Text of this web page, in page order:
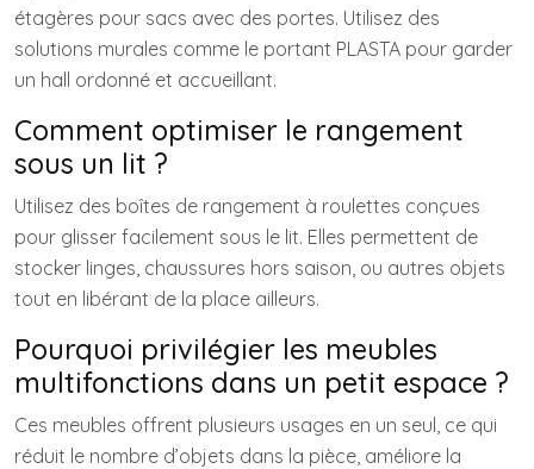
étagères pour sacs avec des portes. Utilisez des
solutions murales comme le portant PLASTA pour garder
un hall ordonné et accueillant.
Comment optimiser le rangement
sous un lit ?
Utilisez des boîtes de rangement à roulettes conçues
pour glisser facilement sous le lit. Elles permettent de
stocker linges, chaussures hors saison, ou autres objets
tout en libérant de la place ailleurs.
Pourquoi privilégier les meubles
multifonctions dans un petit espace ?
Ces meubles offrent plusieurs usages en un seul, ce qui
réduit le nombre d’objets dans la pièce, améliore la